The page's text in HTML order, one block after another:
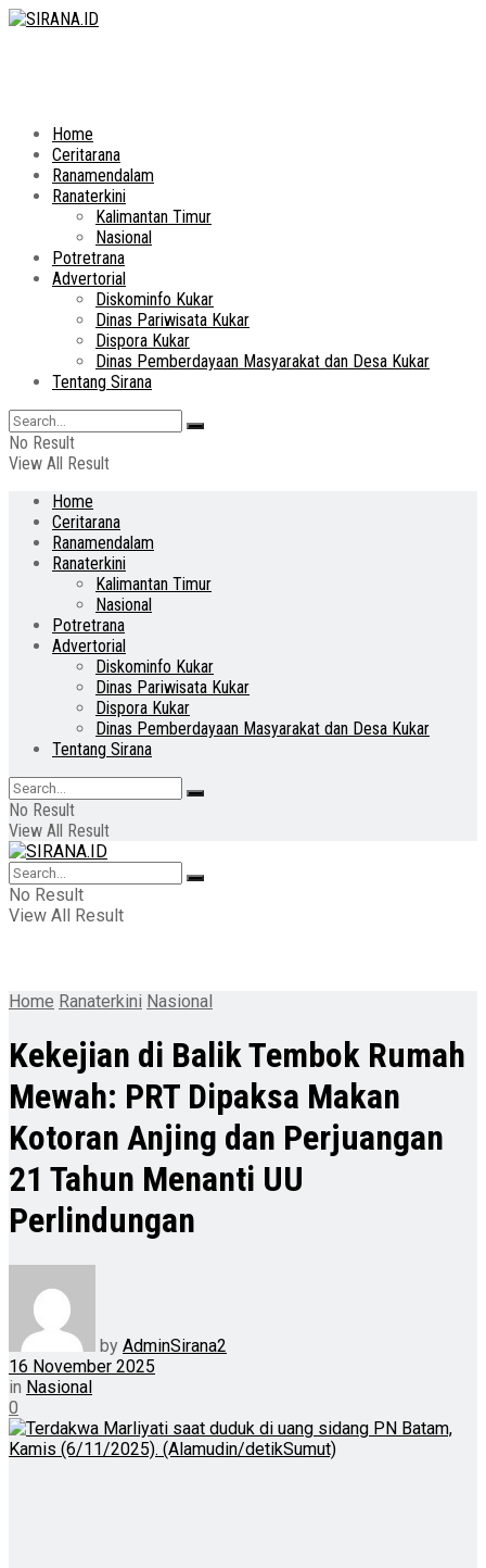
Home
Ceritarana
Ranamendalam
Ranaterkini
Kalimantan Timur
Nasional
Potretrana
Advertorial
Diskominfo Kukar
Dinas Pariwisata Kukar
Dispora Kukar
Dinas Pemberdayaan Masyarakat dan Desa Kukar
Tentang Sirana
No Result
View All Result
Home
Ceritarana
Ranamendalam
Ranaterkini
Kalimantan Timur
Nasional
Potretrana
Advertorial
Diskominfo Kukar
Dinas Pariwisata Kukar
Dispora Kukar
Dinas Pemberdayaan Masyarakat dan Desa Kukar
Tentang Sirana
No Result
View All Result
No Result
View All Result
Home Ranaterkini Nasional
Kekejian di Balik Tembok Rumah
Mewah: PRT Dipaksa Makan
Kotoran Anjing dan Perjuangan
21 Tahun Menanti UU
Perlindungan
by AdminSirana2
16 November 2025
in Nasional
0